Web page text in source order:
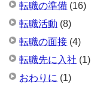
転職の準備 (16)
転職活動 (8)
転職の面接 (4)
転職先に入社 (1)
おわりに (1)